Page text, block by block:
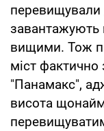
перевищували
завантажують
вищими. Тож
міст фактично
"Панамакс",
висота